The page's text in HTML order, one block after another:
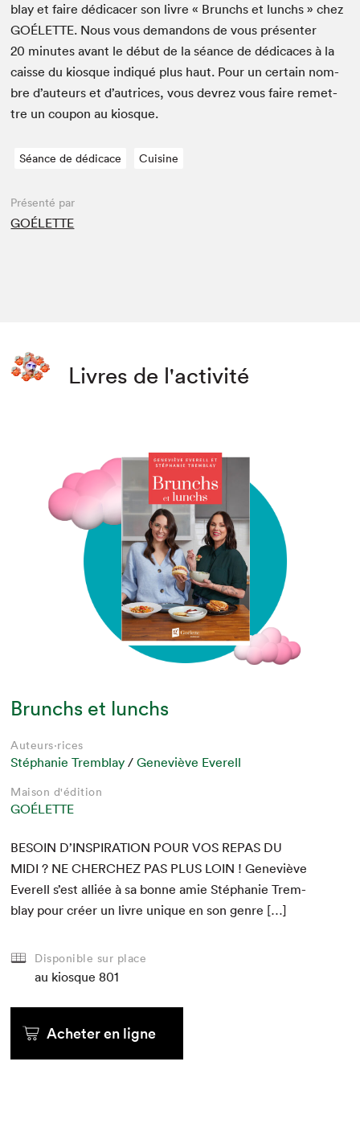
blay et faire dédi­cac­er son livre « Brunchs et lunchs » chez
GOÉLETTE. Nous vous deman­dons de vous présen­ter
20 min­utes avant le début de la séance de dédi­caces à la
caisse du kiosque indiqué plus haut. Pour un cer­tain nom­
bre d’auteurs et d’autrices, vous devrez vous faire remet­
tre un coupon au kiosque.
Séance de dédicace Cuisine
Présenté par
GOÉLETTE
Livres de l'activité
Brunchs et lunchs
Auteurs·rices
Stéphanie Tremblay /Geneviève Everell
Maison d'édition
GOÉLETTE
BESOIN D’INSPIRATION POUR VOS REPAS DU
MIDI ? NE CHERCHEZ PAS PLUS LOIN ! Geneviève
Everell s’est alliée à sa bonne amie Stéphanie Trem­
blay pour créer un livre unique en son genre […]
Disponible sur place
au kiosque 801
Acheter en ligne